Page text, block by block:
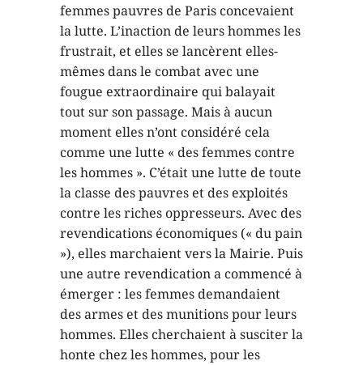
femmes pauvres de Paris concevaient
la lutte. L’inaction de leurs hommes les
frustrait, et elles se lancèrent elles-
mêmes dans le combat avec une
fougue extraordinaire qui balayait
tout sur son passage. Mais à aucun
moment elles n’ont considéré cela
comme une lutte « des femmes contre
les hommes ». C’était une lutte de toute
la classe des pauvres et des exploités
contre les riches oppresseurs. Avec des
revendications économiques (« du pain
»), elles marchaient vers la Mairie. Puis
une autre revendication a commencé à
émerger : les femmes demandaient
des armes et des munitions pour leurs
hommes. Elles cherchaient à susciter la
honte chez les hommes, pour les